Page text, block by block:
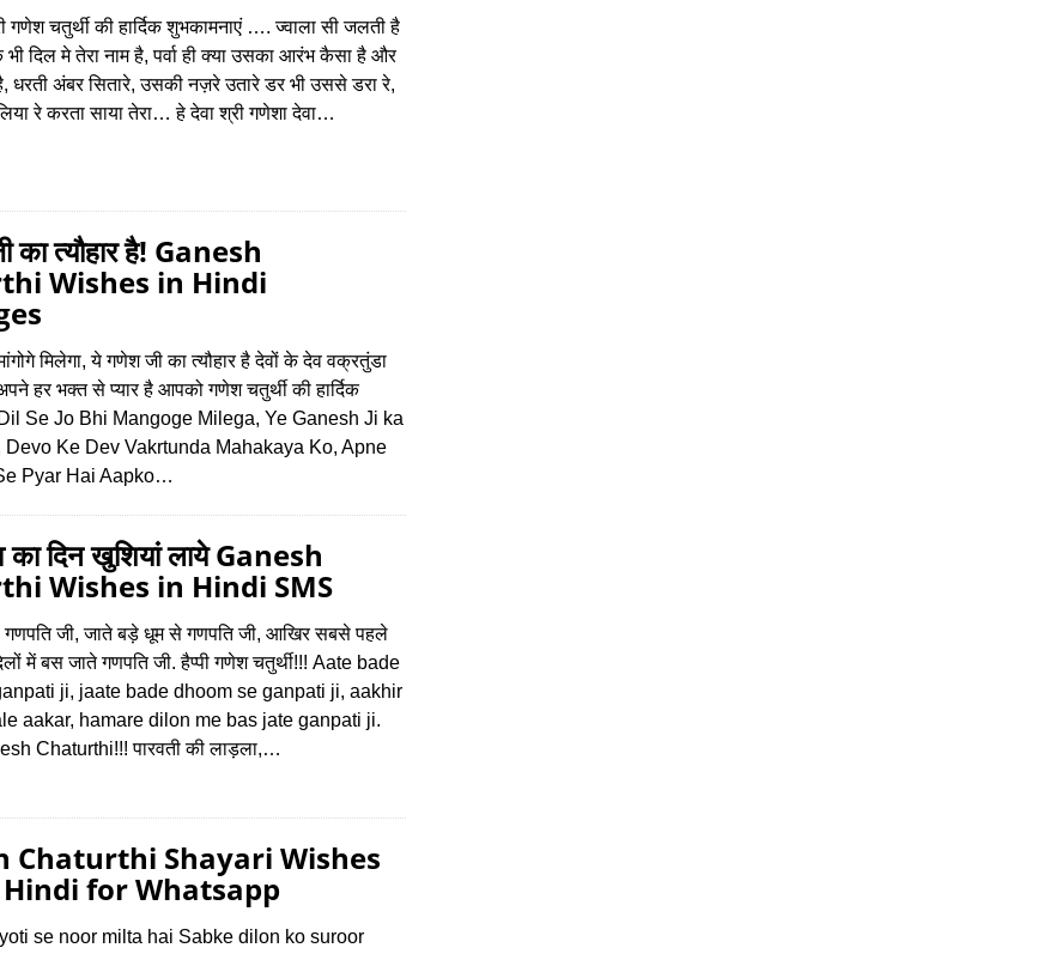
चतुर्थी की हार्दिक शुभकामनाएं …. ज्वाला सी जलती है
दिल मे तेरा नाम है, पर्वा ही क्या उसका आरंभ कैसा है और
धरती अंबर सितारे, उसकी नज़रे उतारे डर भी उससे डरा रे,
रे करता साया तेरा… हे देवा श्री गणेशा देवा…
का त्‍यौहार है! Ganesh
Wishes in Hindi
मिलेगा, ये गणेश जी का त्‍यौहार है देवों के देव वक्रतुंडा
हर भक्‍त से प्‍यार है आपको गणेश चतुर्थी की हार्दिक
Se Jo Bhi Mangoge Milega, Ye Ganesh Ji ka
Devo Ke Dev Vakrtunda Mahakaya Ko, Apne
Pyar Hai Aapko…
का दिन खुशियां लाये Ganesh
Wishes in Hindi SMS
जी, जाते बड़े धूम से गणपति जी, आखिर सबसे पहले
में बस जाते गणपति जी. हैप्पी गणेश चतुर्थी!!! Aate bade
ji, jaate bade dhoom se ganpati ji, aakhir
aakar, hamare dilon me bas jate ganpati ji.
Chaturthi!!! पारवती की लाड़ला,…
Chaturthi Shayari Wishes
Hindi for Whatsapp
se noor milta hai Sabke dilon ko suroor